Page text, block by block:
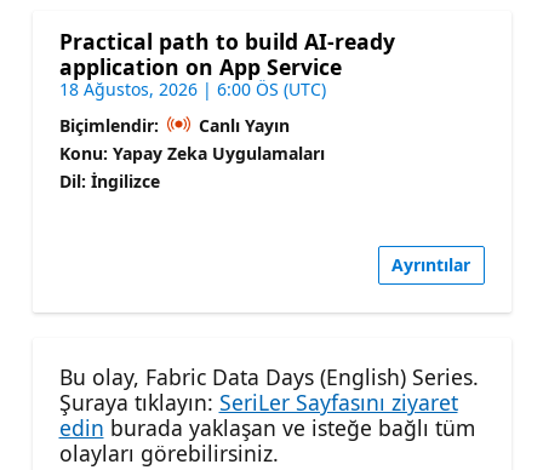
Practical path to build AI-ready
application on App Service
18 Ağustos, 2026 | 6:00 ÖS (UTC)
Biçimlendir:
Canlı Yayın
Konu: Yapay Zeka Uygulamaları
Dil: İngilizce
Ayrıntılar
Bu olay, Fabric Data Days (English) Series.
Şuraya tıklayın: SeriLer Sayfasını ziyaret
edin burada yaklaşan ve isteğe bağlı tüm
olayları görebilirsiniz.